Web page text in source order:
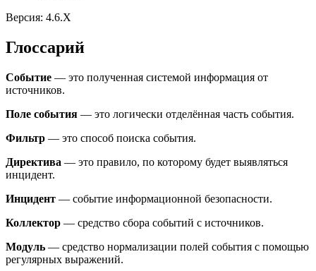
Версия: 4.6.X
Глоссарий
Событие — это полученная системой информация от
источников.
Поле события — это логически отделённая часть события.
Фильтр — это способ поиска события.
Директива — это правило, по которому будет выявляться
инцидент.
Инцидент — событие информационной безопасности.
Коллектор — средство сбора событий с источников.
Модуль — средство нормализации полей события с помощью
регулярных выражений.